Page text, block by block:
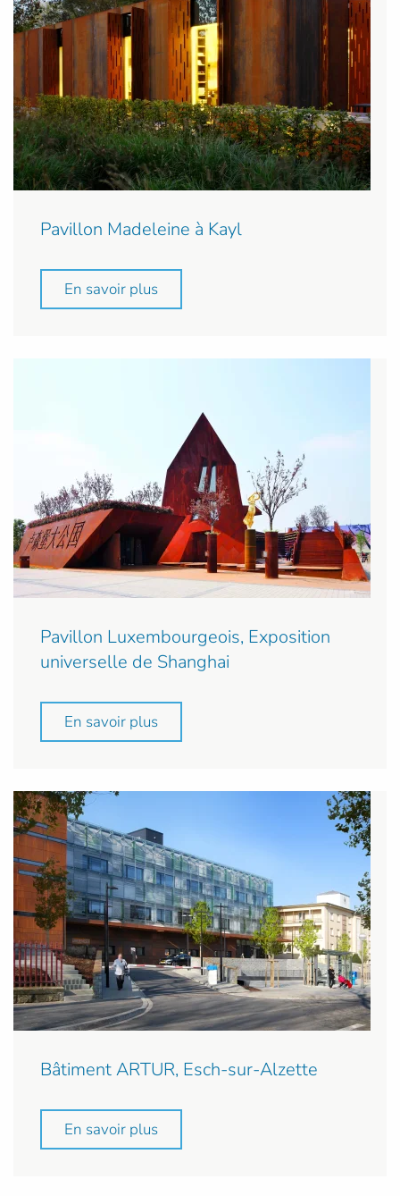
Pavillon Madeleine à Kayl
En savoir plus
Pavillon Luxembourgeois, Exposition
universelle de Shanghai
En savoir plus
Bâtiment ARTUR, Esch-sur-Alzette
En savoir plus